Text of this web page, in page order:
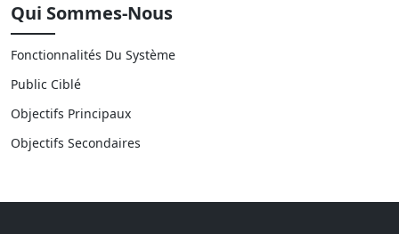
Qui Sommes-Nous
Fonctionnalités Du Système
Public Ciblé
Objectifs Principaux
Objectifs Secondaires